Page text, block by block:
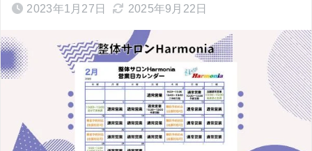
2023年1月27日 2025年9月22日